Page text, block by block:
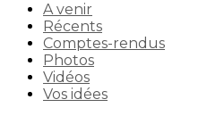
A venir
Récents
Comptes-rendus
Photos
Vidéos
Vos idées